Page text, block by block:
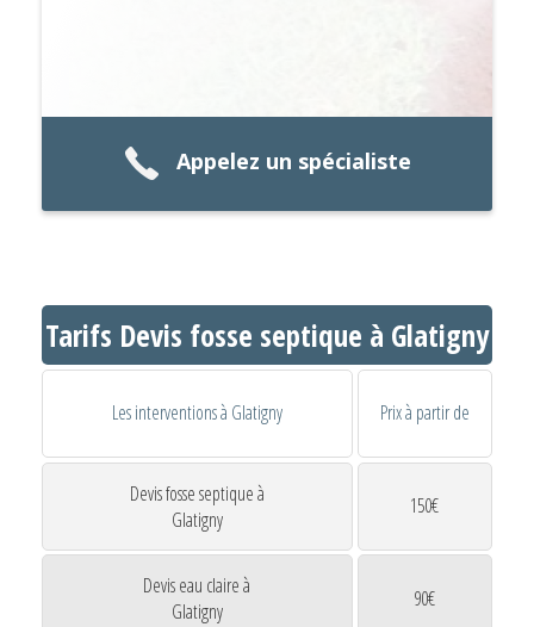
Appelez un spécialiste
Tarifs Devis fosse septique à Glatigny
Les interventions à Glatigny Prix à partir de
Devis fosse septique à
Glatigny
150€
Devis eau claire à
Glatigny
90€